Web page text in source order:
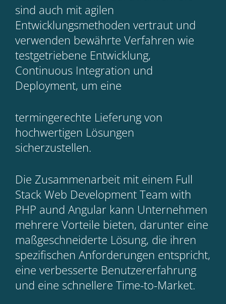
sind auch mit agilen
Entwicklungsmethoden vertraut und
verwenden bewährte Verfahren wie
testgetriebene Entwicklung,
Continuous Integration und
Deployment, um eine
termingerechte Lieferung von
hochwertigen Lösungen
sicherzustellen.
Die Zusammenarbeit mit einem Full
Stack Web Development Team with
PHP aund Angular kann Unternehmen
mehrere Vorteile bieten, darunter eine
maßgeschneiderte Lösung, die ihren
spezifischen Anforderungen entspricht,
eine verbesserte Benutzererfahrung
und eine schnellere Time-to-Market.